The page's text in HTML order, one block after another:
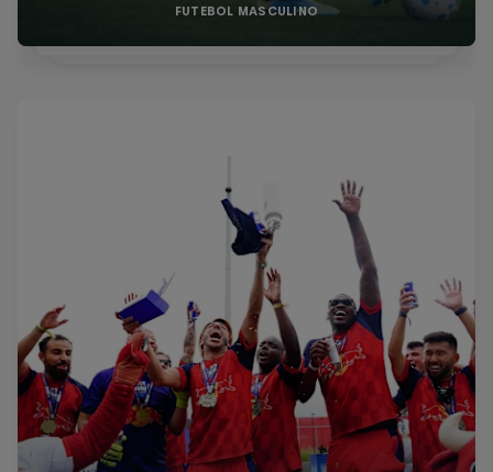
FUTEBOL MASCULINO